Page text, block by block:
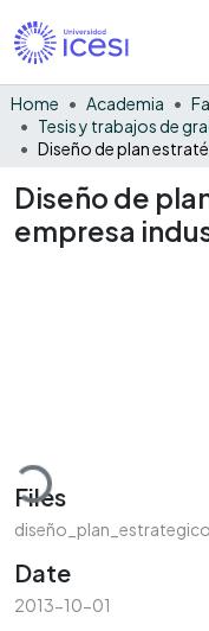
Home Academia
Tesis y trabajos de
Diseño de
empresa
Loading...
Files
Date
2013-10-01